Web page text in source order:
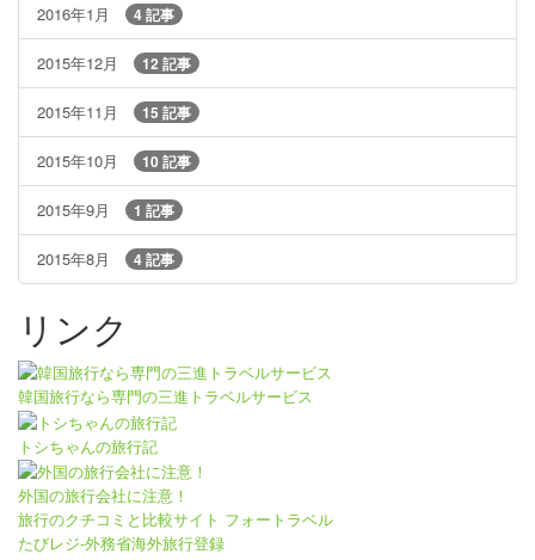
2016年1月 4 記事
2015年12月 12 記事
2015年11月 15 記事
2015年10月 10 記事
2015年9月 1 記事
2015年8月 4 記事
リンク
韓国旅行なら専門の三進トラベルサービス
トシちゃんの旅行記
外国の旅行会社に注意！
旅行のクチコミと比較サイト フォートラベル
たびレジ-外務省海外旅行登録